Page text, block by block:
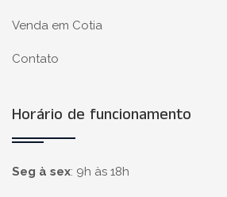
Venda em Cotia
Contato
Horário de funcionamento
Seg à sex: 9h às 18h